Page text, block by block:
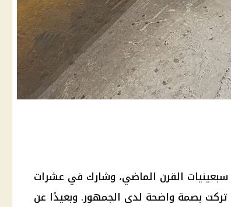
القرن الماضي، وشارك في عشرات
تركت بصمة واضحة لدى الجمهور. وبعيدًا عن